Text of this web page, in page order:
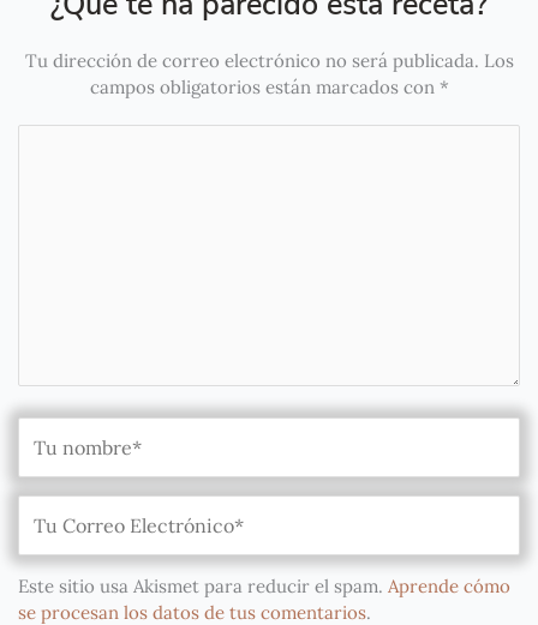
Tu dirección de correo electrónico no será publicada. Los
campos obligatorios están marcados con *
Este sitio usa Akismet para reducir el spam. Aprende cómo
se procesan los datos de tus comentarios.